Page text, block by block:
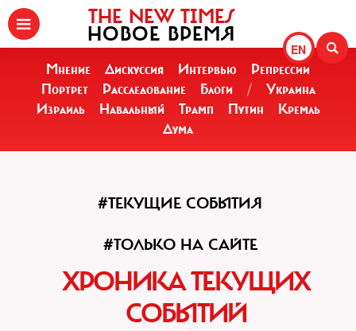
EN
THE NEW TIMES
НОВОЕ ВРЕМЯ
Мнение Дискуссия Интервью
Репрессии
Портрет
Расследование Блоги /
Украина
Израиль
Навальный Трамп Путин
Кремль
Дума
#ТЕКУЩИЕ СОБЫТИЯ
#ТОЛЬКО НА САЙТЕ
ХРОНИКА ТЕКУЩИХ
СОБЫТИЙ